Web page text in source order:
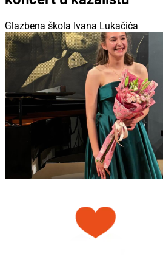
Glazbena škola Ivana Lukačića